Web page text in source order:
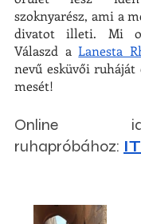
szoknyarész, ami a
divatot illeti. Mi
Válaszd a Lanesta
nevű esküvői ruháját
mesét!
Online
ruhapróbához: